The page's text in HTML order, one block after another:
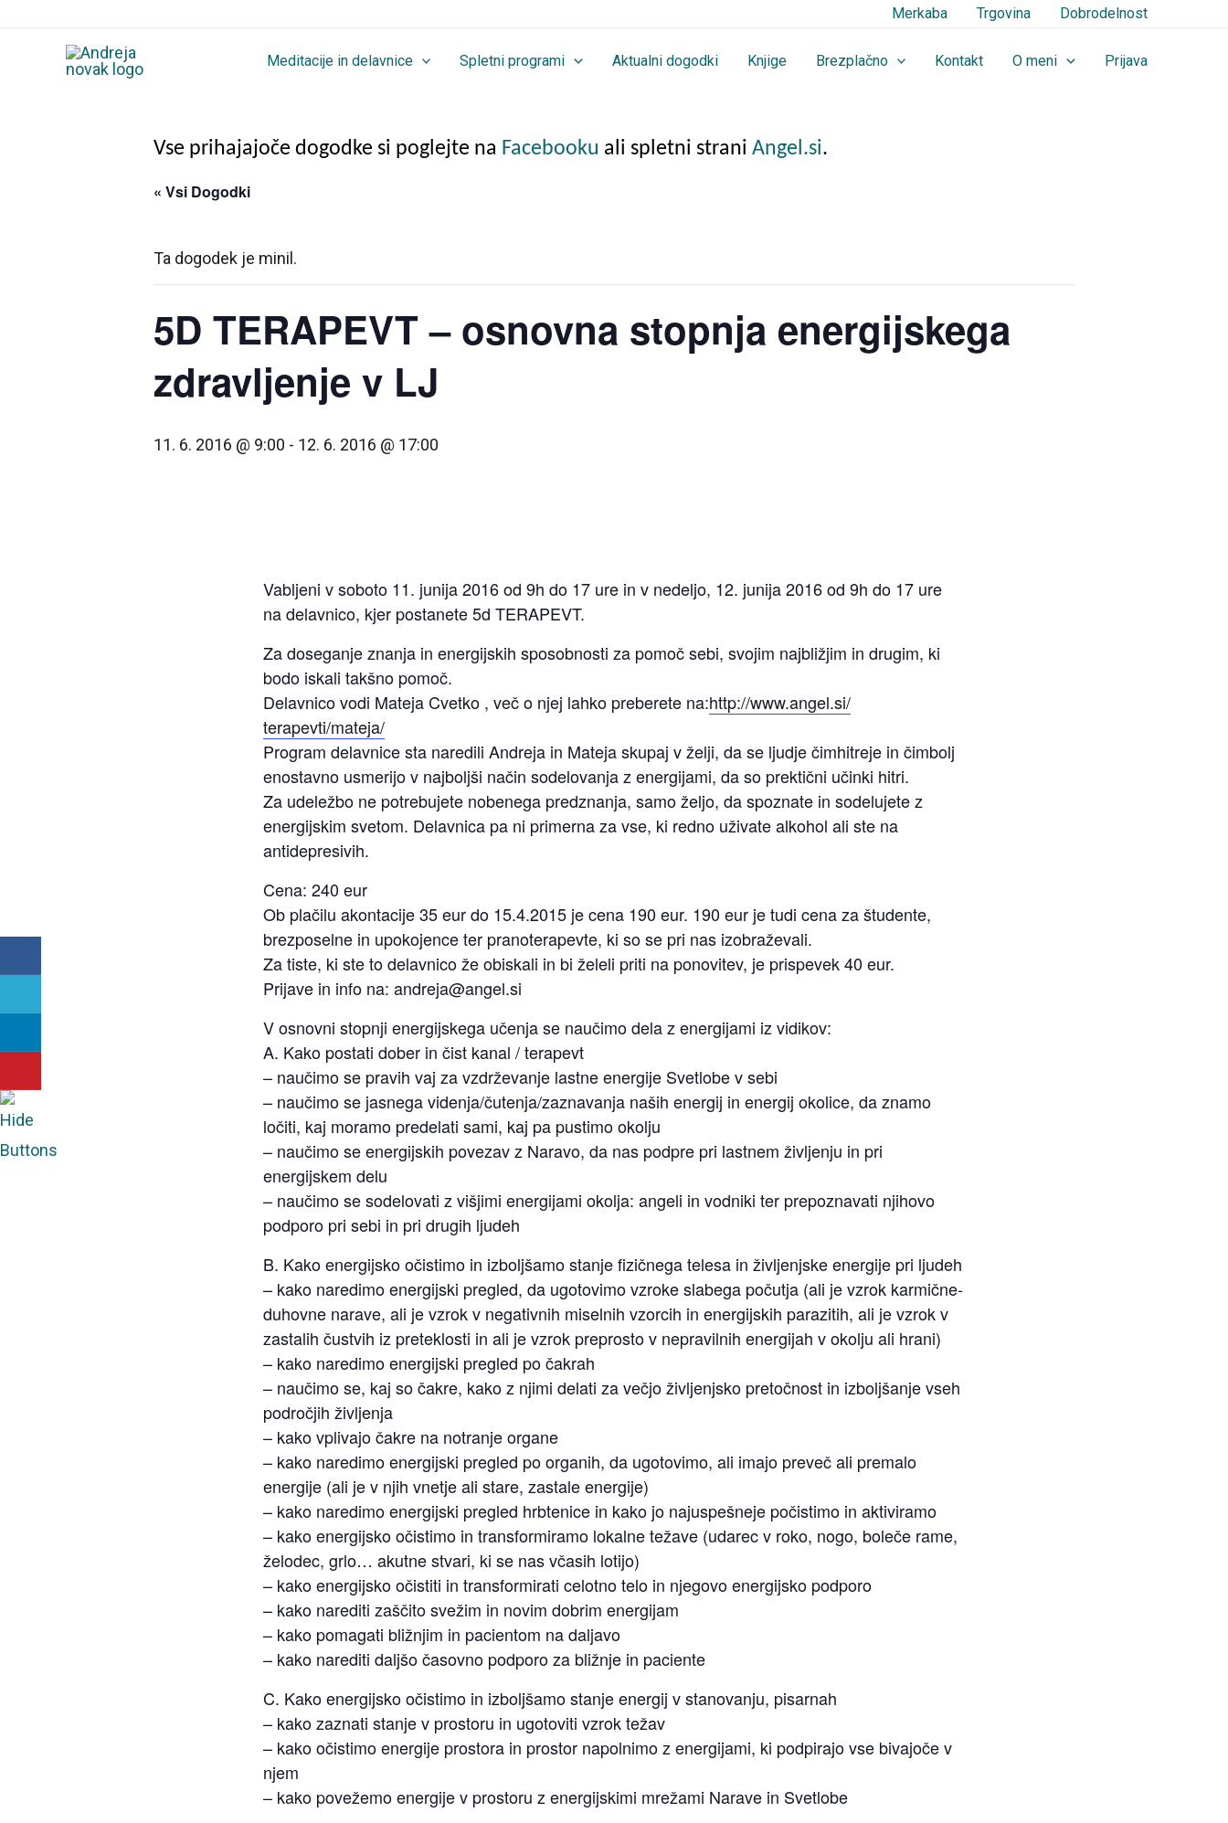
Merkaba Trgovina Dobrodelnost
Meditacije in delavnice Spletni programi Aktualni dogodki Knjige Brezplačno Kontakt O meni Prijava
Vse prihajajoče dogodke si poglejte na Facebooku ali spletni strani Angel.si.
« Vsi Dogodki
Ta dogodek je minil.
5D TERAPEVT – osnovna stopnja energijskega
zdravljenje v LJ
11. 6. 2016 @ 9:00 - 12. 6. 2016 @ 17:00
Vabljeni v soboto 11. junija 2016 od 9h do 17 ure in v nedeljo, 12. junija 2016 od 9h do 17 ure
na delavnico, kjer postanete 5d TERAPEVT.
Za doseganje znanja in energijskih sposobnosti za pomoč sebi, svojim najbližjim in drugim, ki
bodo iskali takšno pomoč.
Delavnico vodi Mateja Cvetko , več o njej lahko preberete na:http://www.angel.si/
terapevti/mateja/
Program delavnice sta naredili Andreja in Mateja skupaj v želji, da se ljudje čimhitreje in čimbolj
enostavno usmerijo v najboljši način sodelovanja z energijami, da so prektični učinki hitri.
Za udeležbo ne potrebujete nobenega predznanja, samo željo, da spoznate in sodelujete z
energijskim svetom. Delavnica pa ni primerna za vse, ki redno uživate alkohol ali ste na
antidepresivih.
Cena: 240 eur
Ob plačilu akontacije 35 eur do 15.4.2015 je cena 190 eur. 190 eur je tudi cena za študente,
brezposelne in upokojence ter pranoterapevte, ki so se pri nas izobraževali.
Za tiste, ki ste to delavnico že obiskali in bi želeli priti na ponovitev, je prispevek 40 eur.
Prijave in info na: andreja@angel.si
V osnovni stopnji energijskega učenja se naučimo dela z energijami iz vidikov:
A. Kako postati dober in čist kanal / terapevt
– naučimo se pravih vaj za vzdrževanje lastne energije Svetlobe v sebi
– naučimo se jasnega videnja/čutenja/zaznavanja naših energij in energij okolice, da znamo
ločiti, kaj moramo predelati sami, kaj pa pustimo okolju
– naučimo se energijskih povezav z Naravo, da nas podpre pri lastnem življenju in pri
energijskem delu
– naučimo se sodelovati z višjimi energijami okolja: angeli in vodniki ter prepoznavati njihovo
podporo pri sebi in pri drugih ljudeh
B. Kako energijsko očistimo in izboljšamo stanje fizičnega telesa in življenjske energije pri ljudeh
– kako naredimo energijski pregled, da ugotovimo vzroke slabega počutja (ali je vzrok karmične-
duhovne narave, ali je vzrok v negativnih miselnih vzorcih in energijskih parazitih, ali je vzrok v
zastalih čustvih iz preteklosti in ali je vzrok preprosto v nepravilnih energijah v okolju ali hrani)
– kako naredimo energijski pregled po čakrah
– naučimo se, kaj so čakre, kako z njimi delati za večjo življenjsko pretočnost in izboljšanje vseh
področjih življenja
– kako vplivajo čakre na notranje organe
– kako naredimo energijski pregled po organih, da ugotovimo, ali imajo preveč ali premalo
energije (ali je v njih vnetje ali stare, zastale energije)
– kako naredimo energijski pregled hrbtenice in kako jo najuspešneje počistimo in aktiviramo
– kako energijsko očistimo in transformiramo lokalne težave (udarec v roko, nogo, boleče rame,
želodec, grlo… akutne stvari, ki se nas včasih lotijo)
– kako energijsko očistiti in transformirati celotno telo in njegovo energijsko podporo
– kako narediti zaščito svežim in novim dobrim energijam
– kako pomagati bližnjim in pacientom na daljavo
– kako narediti daljšo časovno podporo za bližnje in paciente
C. Kako energijsko očistimo in izboljšamo stanje energij v stanovanju, pisarnah
– kako zaznati stanje v prostoru in ugotoviti vzrok težav
– kako očistimo energije prostora in prostor napolnimo z energijami, ki podpirajo vse bivajoče v
njem
– kako povežemo energije v prostoru z energijskimi mrežami Narave in Svetlobe